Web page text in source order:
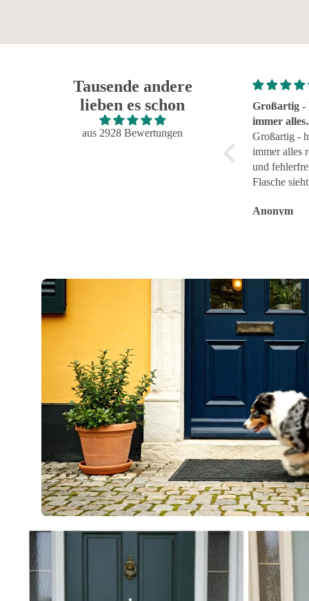
Tausende andere
lieben es schon
aus 2928 Bewertungen
Super!
Super!
Großartig -
immer alles
reibungslos
fehlerfrei
Großartig -
immer alles
und
Flasche
Anonym